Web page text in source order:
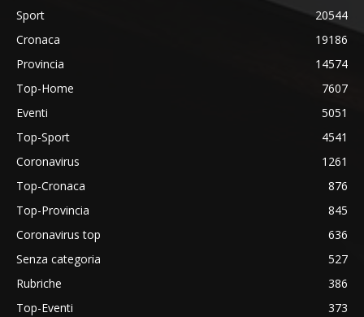
Sport
20544
Cronaca
19186
Provincia
14574
Top-Home
7607
Eventi
5051
Top-Sport
4541
Coronavirus
1261
Top-Cronaca
876
Top-Provincia
845
Coronavirus top
636
Senza categoria
527
Rubriche
386
Top-Eventi
373